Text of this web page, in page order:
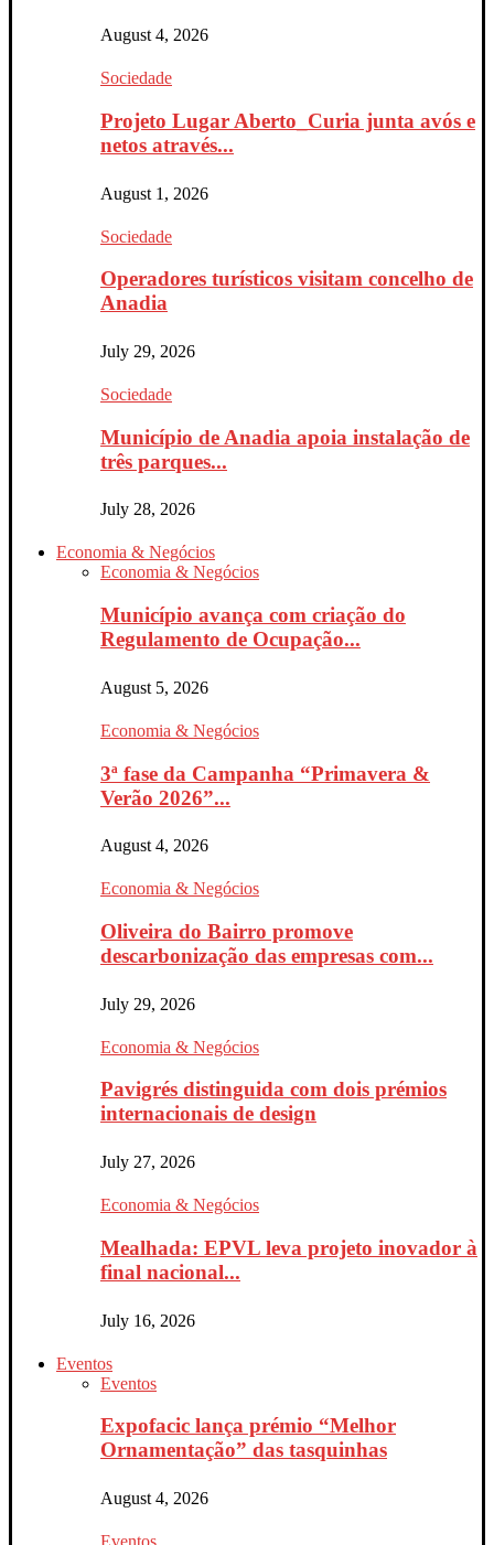
August 4, 2026
Sociedade
Projeto Lugar Aberto_Curia junta avós e
netos através...
August 1, 2026
Sociedade
Operadores turísticos visitam concelho de
Anadia
July 29, 2026
Sociedade
Município de Anadia apoia instalação de
três parques...
July 28, 2026
Economia & Negócios
Economia & Negócios
Município avança com criação do
Regulamento de Ocupação...
August 5, 2026
Economia & Negócios
3ª fase da Campanha “Primavera &
Verão 2026”...
August 4, 2026
Economia & Negócios
Oliveira do Bairro promove
descarbonização das empresas com...
July 29, 2026
Economia & Negócios
Pavigrés distinguida com dois prémios
internacionais de design
July 27, 2026
Economia & Negócios
Mealhada: EPVL leva projeto inovador à
final nacional...
July 16, 2026
Eventos
Eventos
Expofacic lança prémio “Melhor
Ornamentação” das tasquinhas
August 4, 2026
Eventos